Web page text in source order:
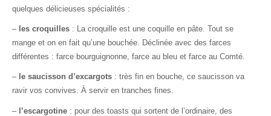
quelques délicieuses spécialités :
– les croquilles : La croquille est une coquille en pâte. Tout se
mange et on en fait qu’une bouchée. Déclinée avec des farces
différentes : farce bourguignonne, farce au bleu et farce au Comté.
– le saucisson d’excargots : très fin en bouche, ce saucisson va
ravir vos convives. À servir en tranches fines.
– l’escargotine : pour des toasts qui sortent de l’ordinaire, des